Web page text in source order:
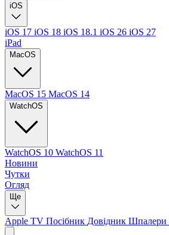
iOS
iOS 17 iOS 18 iOS 18.1 iOS 26 iOS 27
iPad
MacOS
MacOS 15 MacOS 14
WatchOS
WatchOS 10 WatchOS 11
Новини
Чутки
Огляд
Ще
Apple TV Посібник Довідник Шпалери